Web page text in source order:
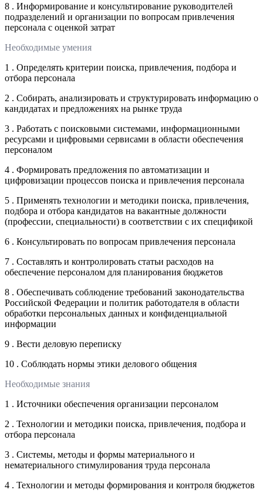
8 . Информирование и консультирование руководителей
подразделений и организации по вопросам привлечения
персонала с оценкой затрат
Необходимые умения
1 . Определять критерии поиска, привлечения, подбора и
отбора персонала
2 . Собирать, анализировать и структурировать информацию о
кандидатах и предложениях на рынке труда
3 . Работать с поисковыми системами, информационными
ресурсами и цифровыми сервисами в области обеспечения
персоналом
4 . Формировать предложения по автоматизации и
цифровизации процессов поиска и привлечения персонала
5 . Применять технологии и методики поиска, привлечения,
подбора и отбора кандидатов на вакантные должности
(профессии, специальности) в соответствии с их спецификой
6 . Консультировать по вопросам привлечения персонала
7 . Составлять и контролировать статьи расходов на
обеспечение персоналом для планирования бюджетов
8 . Обеспечивать соблюдение требований законодательства
Российской Федерации и политик работодателя в области
обработки персональных данных и конфиденциальной
информации
9 . Вести деловую переписку
10 . Соблюдать нормы этики делового общения
Необходимые знания
1 . Источники обеспечения организации персоналом
2 . Технологии и методики поиска, привлечения, подбора и
отбора персонала
3 . Системы, методы и формы материального и
нематериального стимулирования труда персонала
4 . Технологии и методы формирования и контроля бюджетов